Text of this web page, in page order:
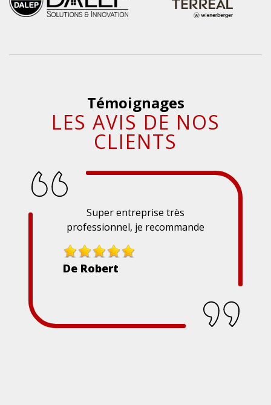
Témoignages
LES AVIS DE NOS
CLIENTS
Super entreprise très
professionnel, je recommande
De Robert